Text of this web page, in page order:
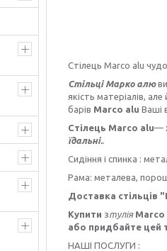
Стілець Marco alu
Стільці Марко алю
якість матеріалів,
барів Marco alu Ваші
Стілець Marco alu—
їдальні.
Сидіння і спинка :
Рама: металева,
Доставка стільців
Купити зтулія Marco
або придбайте цей
НАШІ ПОСЛУГИ :